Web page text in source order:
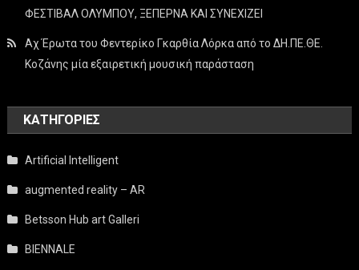
ΦΕΣΤΙΒΑΛ ΟΛΥΜΠΟΥ, ΞΕΠΕΡΝΑ ΚΑΙ ΣΥΝΕΧΙΖΕΙ
Αχ Έρωτα του Φεντερίκο Γκαρθία Λόρκα από το ΔΗ.ΠΕ.ΘΕ.
Κοζάνης μία εξαιρετική μουσική παράσταση
KΑΤΗΓΟΡΊΕΣ
Artificial Intelligent
augmented reality – AR
Betsson Hub art Galleri
BIENNALE